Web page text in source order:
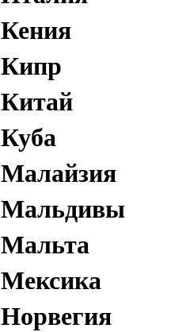
Кения
Кипр
Китай
Куба
Малайзия
Мальдивы
Мальта
Мексика
Норвегия